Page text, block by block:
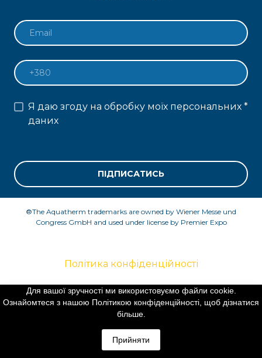
Я даю згоду на обробку моїх персональних
даних
*
ПІДПИСАТИСЬ
®The Aquatherm trademarks are owned by Wiener Messe und
Congress GmbH and used under license by Premier Expo
Політика конфіденційності
©Created by Premier Expo
Для вашої зручності ми використовуємо файли cookie.
Ознайомтеся з нашою Політикою конфіденційності, щоб дізнатися
більше.
Прийняти